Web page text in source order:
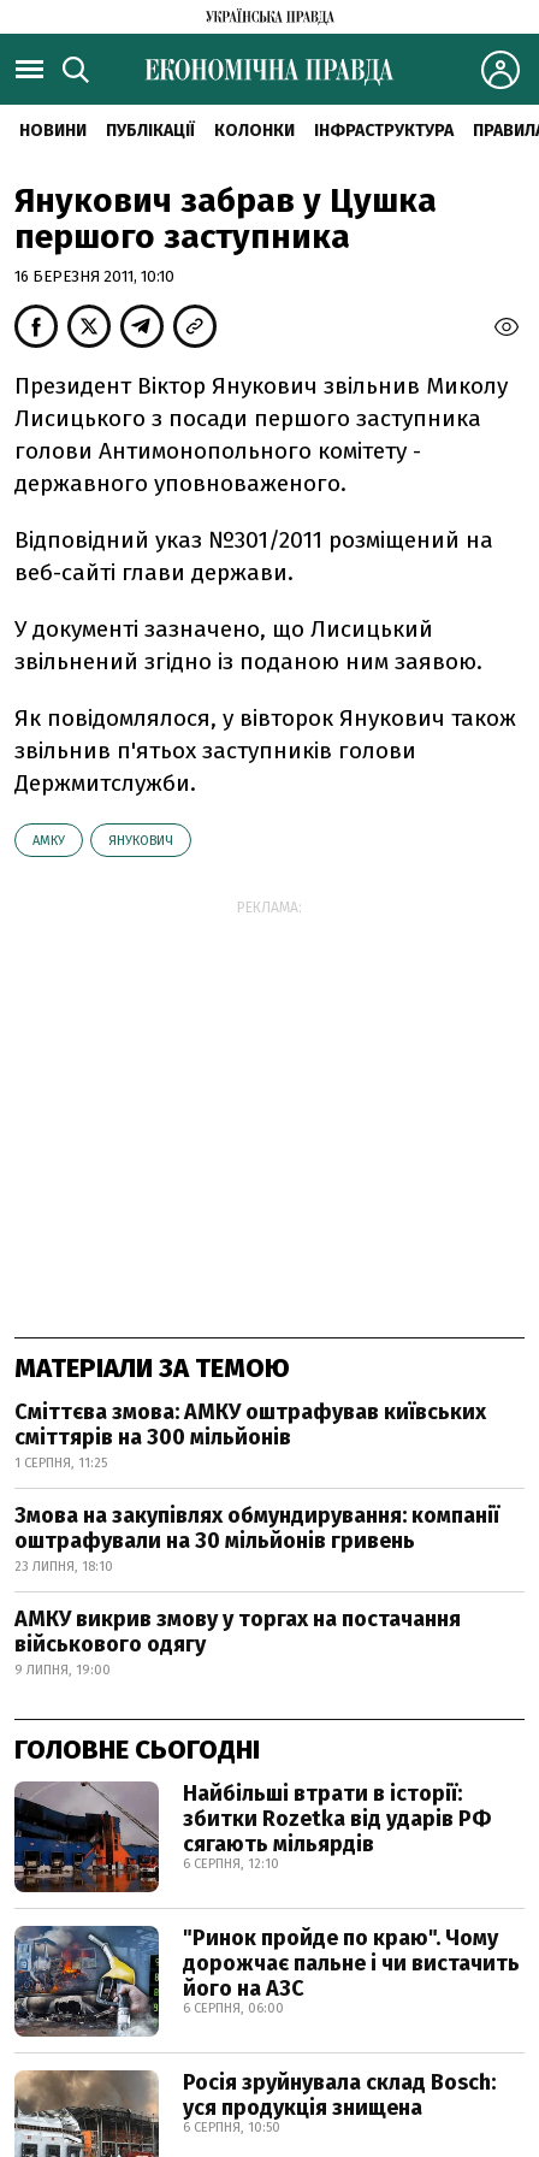
НОВИНИ ПУБЛІКАЦІЇ КОЛОНКИ ІНФРАСТРУКТУРА
Янукович забрав у Цушка
першого заступника
16 БЕРЕЗНЯ 2011, 10:10
Президент Віктор Янукович звільнив Миколу
Лисицького з посади першого заступника
голови Антимонопольного комітету -
державного уповноваженого.
Відповідний указ №301/2011 розміщений на
веб-сайті глави держави.
У документі зазначено, що Лисицький
звільнений згідно із поданою ним заявою.
Як повідомлялося, у вівторок Янукович також
звільнив п'ятьох заступників голови
Держмитслужби.
АМКУ ЯНУКОВИЧ
РЕКЛАМА:
МАТЕРІАЛИ ЗА ТЕМОЮ
Сміттєва змова: АМКУ оштрафував київських
сміттярів на 300 мільйонів
1 СЕРПНЯ, 11:25
Змова на закупівлях обмундирування: компанії
оштрафували на 30 мільйонів гривень
23 ЛИПНЯ, 18:10
АМКУ викрив змову у торгах на постачання
військового одягу
9 ЛИПНЯ, 19:00
ГОЛОВНЕ СЬОГОДНІ
Найбільші втрати в історії:
збитки Rozetka від ударів РФ
сягають мільярдів
6 СЕРПНЯ, 12:10
"Ринок пройде по краю". Чому
дорожчає пальне і чи вистачить
його на АЗС
6 СЕРПНЯ, 06:00
Росія зруйнувала склад Bosch:
уся продукція знищена
6 СЕРПНЯ, 10:50